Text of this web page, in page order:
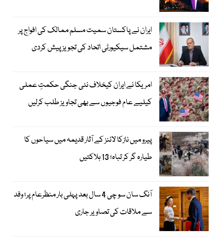
ایران نے پاکستان سمیت مسلم ممالک کی افواج پر
مشتمل سیکیورٹی اتحاد کی تجویز پیش کردی
امریکا نے ایران کیخلاف نئی جنگی حکمتِ عملی
کیلیے عام فوجیوں سے بھی تجاویز طلب کرلیں
پیرو میں نازکا لائنز کے آثار قدیمہ میں سیاحوں کا
طیارہ گر کر تباہ؛ 13 ہلاکتیں
آنگ سان سو چی 4 سال بعد پہلی بار منظرعام پر؛ وفد
سے ملاقات کی تصاویر جاری